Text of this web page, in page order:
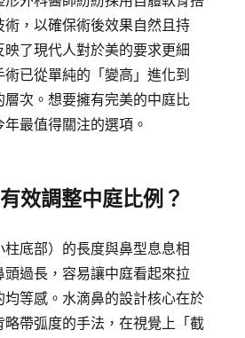
，以確保術後效果自然且持
了現代人對於美的要求更細
已從單純的「變高」進化到
層次。想要擁有完美的中庭比
最值得關注的選項。
效調整中庭比例？
底部）的長度與鼻型息息相
頭過長，容易讓中庭看起來拉
等感。水滴鼻的設計核心在於
帶弧度的手法，在視覺上「截